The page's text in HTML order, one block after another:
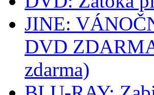
JINE:
DVD
zdarma)